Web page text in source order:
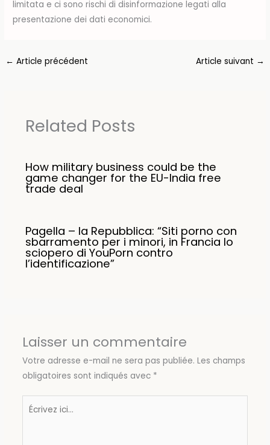
limitata e ci sono rischi di disinformazione legati alla
presentazione dei dati economici.
← Article précédent Article suivant →
Related Posts
How military business could be the
game changer for the EU-India free
trade deal
Pagella – la Repubblica: “Siti porno con
sbarramento per i minori, in Francia lo
sciopero di YouPorn contro
l’identificazione”
Laisser un commentaire
Votre adresse e-mail ne sera pas publiée. Les champs
obligatoires sont indiqués avec *
Écrivez